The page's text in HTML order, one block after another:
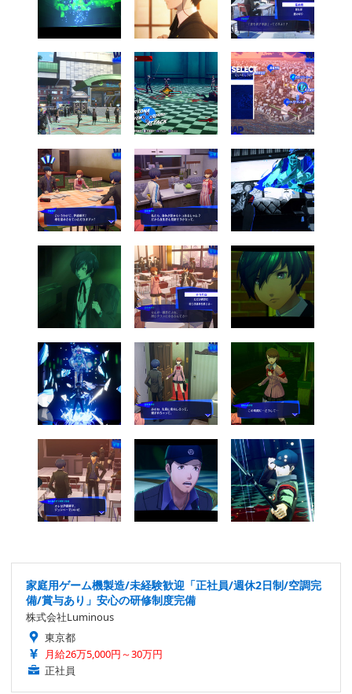
家庭用ゲーム機製造/未経験歓迎「正社員/週休2日制/空調完
備/賞与あり」安心の研修制度完備
株式会社Luminous
東京都
月給26万5,000円～30万円
正社員